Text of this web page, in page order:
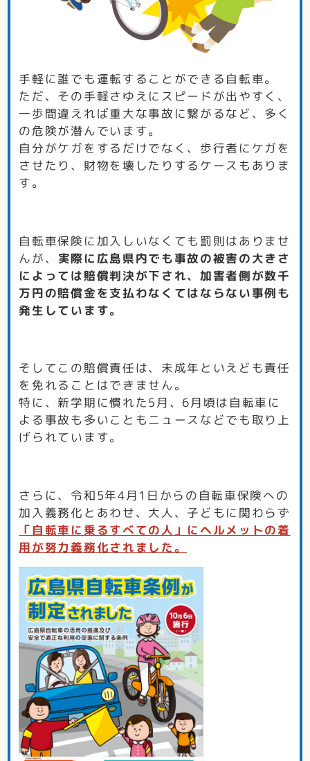
手軽に誰でも運転することができる自転車。
ただ、その手軽さゆえにスピードが出やすく、
一歩間違えれば重大な事故に繋がるなど、多く
の危険が潜んでいます。
自分がケガをするだけでなく、歩行者にケガを
させたり、財物を壊したりするケースもありま
す。
自転車保険に加入しいなくても罰則はありませ
んが、 実際に広島県内でも事故の被害の大きさ
によっては賠償判決が下され、加害者側が数千
万円の賠償金を支払わなくてはならない事例も
発生しています。
そしてこの賠償責任は、未成年といえども責任
を免れることはできません。
特に、新学期に慣れた5月、6月頃は自転車に
よる事故も多いこともニュースなどでも取り上
げられています。
さらに、令和5年4月1日からの自転車保険への
加入義務化とあわせ、大人、子どもに関わらず
「自転車に乗るすべての人」にヘルメットの着
用が努力義務化されました。